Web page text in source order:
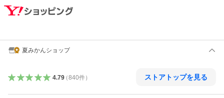
夏みかんショップ
4.79（840件） ストアトップを見る